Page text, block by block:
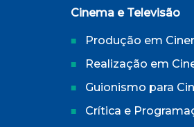
Cinema e Televisão
Produção em
Realização em
Guionismo para
Crítica e